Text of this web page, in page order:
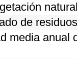
de
media anual